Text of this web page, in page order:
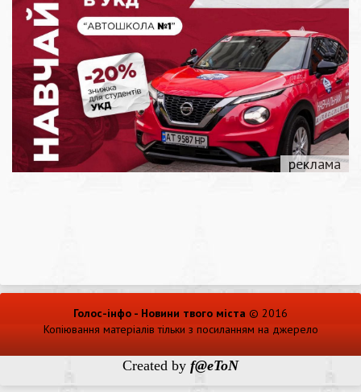
Голос-інфо - Новини твого міста © 2016
Копіювання матеріалів тільки з посиланням на джерело
Created by f@eToN